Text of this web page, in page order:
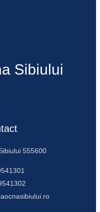
Sibiului
555600